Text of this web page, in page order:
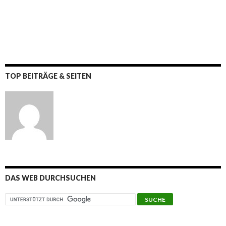
TOP BEITRÄGE & SEITEN
DAS WEB DURCHSUCHEN